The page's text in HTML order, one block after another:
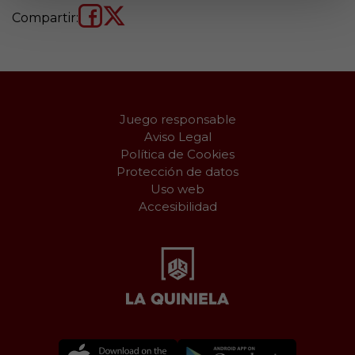
Compartir:
Juego responsable
Aviso Legal
Política de Cookies
Protección de datos
Uso web
Accesibilidad